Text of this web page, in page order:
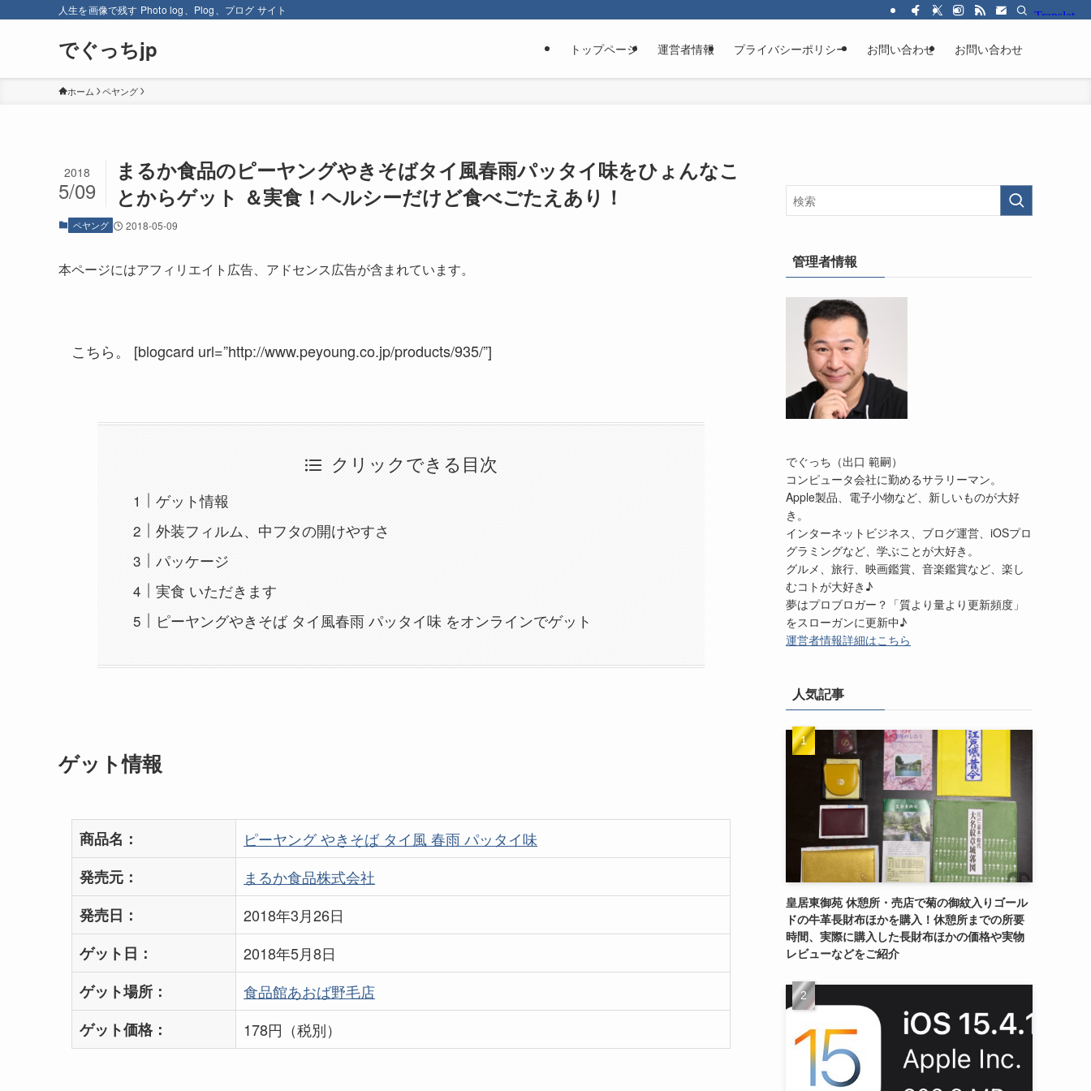
人生を画像で残す Photo log、Plog、プログ サイト
でぐっちjp トップページ 運営者情報 プライバシーポリシー お問い合わせ お問い合わせ
ホーム ペヤング
まるか食品のピーヤングやきそばタイ風春雨パッタイ味をひょんなこ
とからゲット ＆実食！ヘルシーだけど食べごたえあり！
2018
5/09
ペヤング 2018-05-09
本ページにはアフィリエイト広告、アドセンス広告が含まれています。
こちら。 [blogcard url=”http://www.peyoung.co.jp/products/935/”]
クリックできる目次
ゲット情報
外装フィルム、中フタの開けやすさ
パッケージ
実食 いただきます
ピーヤングやきそば タイ風春雨 パッタイ味 をオンラインでゲット
ゲット情報
商品名：
ピーヤング やきそば タイ風 春雨 パッタイ味
発売元：
まるか食品株式会社
発売日：
2018年3月26日
ゲット日：
2018年5月8日
ゲット場所：
食品館あおば野毛店
ゲット価格：
178円（税別）
管理者情報
でぐっち（出口 範嗣）
コンピュータ会社に勤めるサラリーマン。
Apple製品、電子小物など、新しいものが大好
き。
インターネットビジネス、ブログ運営、iOSプロ
グラミングなど、学ぶことが大好き。
グルメ、旅行、映画鑑賞、音楽鑑賞など、楽し
むコトが大好き♪
夢はプロブロガー？「質より量より更新頻度」
をスローガンに更新中♪
運営者情報詳細はこちら
人気記事
皇居東御苑 休憩所・売店で菊の御紋入りゴール
ドの牛革長財布ほかを購入！休憩所までの所要
時間、実際に購入した長財布ほかの価格や実物
レビューなどをご紹介